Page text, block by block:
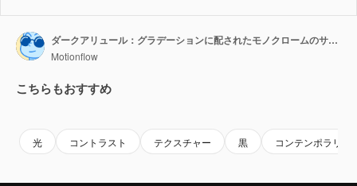
ダークアリュール：グラデーションに配されたモノクロームのサイバーマンデーのテキスト
Motionflow
こちらもおすすめ
光 コントラスト テクスチャー 黒 コンテンポラリー